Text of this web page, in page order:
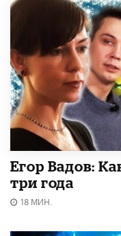
Егор Вадов:
три года
18 МИН.